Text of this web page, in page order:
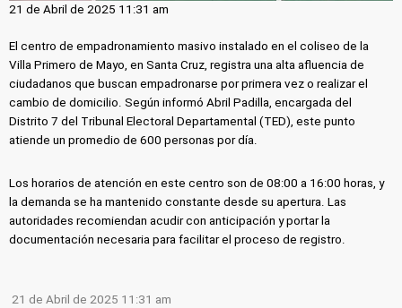
21 de Abril de 2025 11:31 am
El centro de empadronamiento masivo instalado en el coliseo de la
Villa Primero de Mayo, en Santa Cruz, registra una alta afluencia de
ciudadanos que buscan empadronarse por primera vez o realizar el
cambio de domicilio. Según informó Abril Padilla, encargada del
Distrito 7 del Tribunal Electoral Departamental (TED), este punto
atiende un promedio de 600 personas por día.
Los horarios de atención en este centro son de 08:00 a 16:00 horas, y
la demanda se ha mantenido constante desde su apertura. Las
autoridades recomiendan acudir con anticipación y portar la
documentación necesaria para facilitar el proceso de registro.
21 de Abril de 2025 11:31 am